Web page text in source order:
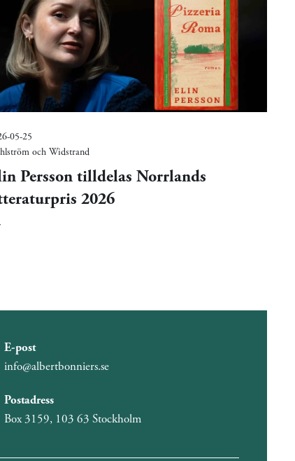
05-25
och Widstrand
Persson tilldelas Norrlands
2026
E-post
info@albertbonniers.se
Postadress
Box 3159, 103 63 Stockholm